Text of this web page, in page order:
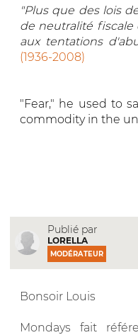
"Plus que des lois
de neutralité
aux tentations
(1936-2008)
"Fear," he used to
commodity in the
Publié par
LORELLA
MODÉRATEUR
Bonsoir Louis
Mondays fait